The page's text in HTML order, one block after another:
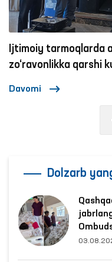
Ijtimoiy tarmoqlarda
zo‘ravonlikka qarshi
Davomi
Dolzarb